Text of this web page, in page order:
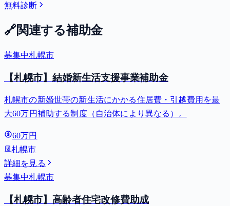
無料診断
🔗関連する補助金
募集中札幌市
【札幌市】結婚新生活支援事業補助金
札幌市の新婚世帯の新生活にかかる住居費・引越費用を最
大60万円補助する制度（自治体により異なる）。
60万円
札幌市
詳細を見る
募集中札幌市
【札幌市】高齢者住宅改修費助成